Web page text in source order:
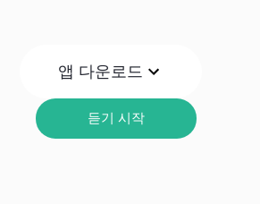
앱 다운로드
듣기 시작